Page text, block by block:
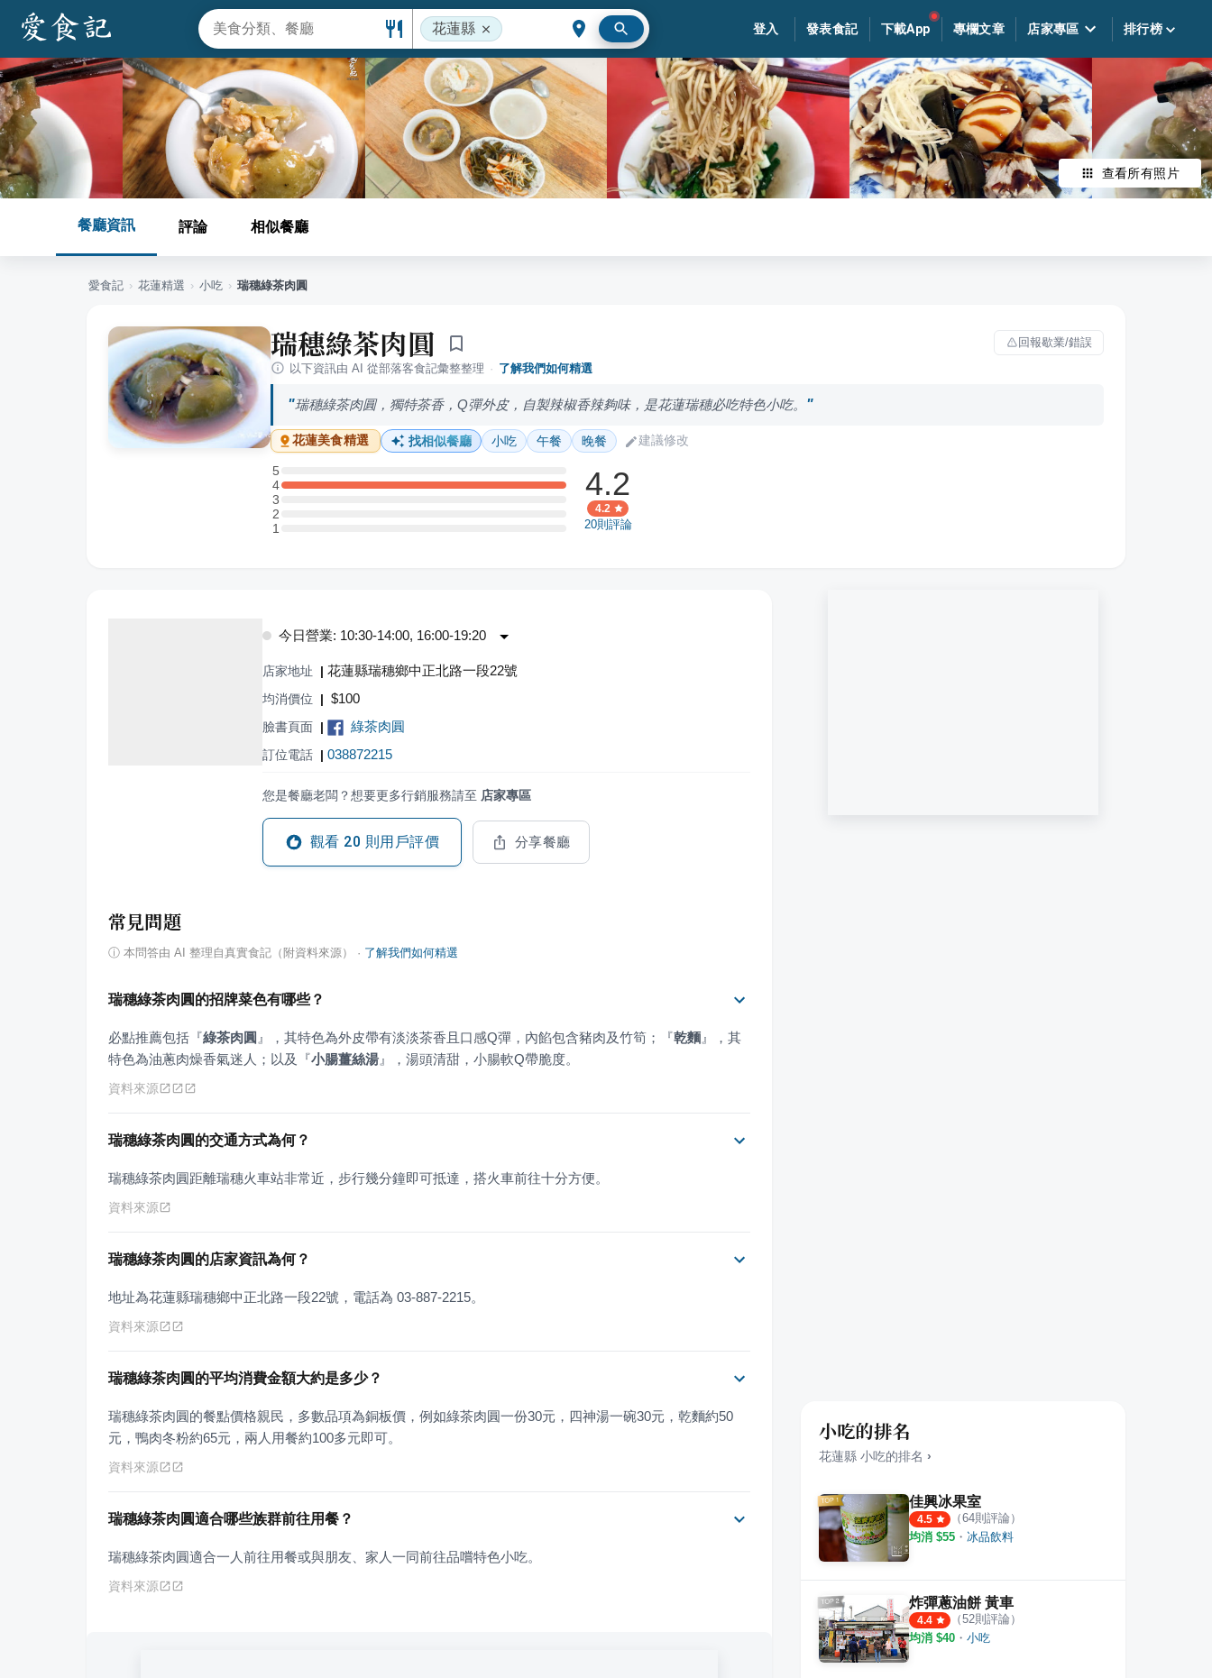
花蓮縣 登入 發表食記 下載App 專欄文章 店家專區 排行榜
查看所有照片
餐廳資訊 評論 相似餐廳
愛食記 › 花蓮精選 › 小吃 › 瑞穗綠茶肉圓
瑞穗綠茶肉圓
回報歇業/錯誤
以下資訊由 AI 從部落客食記彙整整理 · 了解我們如何精選
瑞穗綠茶肉圓，獨特茶香，Q彈外皮，自製辣椒香辣夠味，是花蓮瑞穗必吃特色小吃。
花蓮美食精選 找相似餐廳 小吃 午餐 晚餐 建議修改
5
5 星：0 則評論
4
4 星：3 則評論
3
3 星：0 則評論
2
2 星：0 則評論
11 星：0 則評論
4.2
4.2
20則評論
今日營業: 10:30-14:00, 16:00-19:20
店家地址 | 花蓮縣瑞穗鄉中正北路一段22號
均消價位 | $100
臉書頁面 | 綠茶肉圓
訂位電話 | 038872215
您是餐廳老闆？想要更多行銷服務請至 店家專區
觀看 20 則用戶評價 分享餐廳
常見問題
ⓘ 本問答由 AI 整理自真實食記（附資料來源） · 了解我們如何精選
瑞穗綠茶肉圓的招牌菜色有哪些？
必點推薦包括 『綠茶肉圓 』 ，其特色為外皮帶有淡淡茶香且口感Q彈，內餡包含豬肉及竹筍； 『乾麵 』
，其
特色為油蔥肉燥香氣迷人；以及
『小腸薑絲湯 』 ，湯頭清甜，小腸軟Q帶脆度。
資料來源
瑞穗綠茶肉圓的交通方式為何？
瑞穗綠茶肉圓距離瑞穗火車站非常近，步行幾分鐘即可抵達，搭火車前往十分方便。
資料來源
瑞穗綠茶肉圓的店家資訊為何？
地址為花蓮縣瑞穗鄉中正北路一段22號，電話為 03-887-2215。
資料來源
瑞穗綠茶肉圓的平均消費金額大約是多少？
瑞穗綠茶肉圓的餐點價格親民，多數品項為銅板價，例如綠茶肉圓一份30元，四神湯一碗30元，乾麵約50
元，鴨肉冬粉約65元，兩人用餐約100多元即可。
資料來源
瑞穗綠茶肉圓適合哪些族群前往用餐？
瑞穗綠茶肉圓適合一人前往用餐或與朋友、家人一同前往品嚐特色小吃。
資料來源
小吃的排名
花蓮縣 小吃的排名 ›
佳興冰果室
4.5 （64則評論）
均消 $55 ・ 冰品飲料
炸彈蔥油餅 黃車
4.4 （52則評論）
均消 $40 ・ 小吃